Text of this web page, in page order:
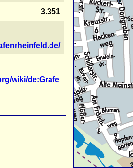
3.351
wiki/de:Grafe